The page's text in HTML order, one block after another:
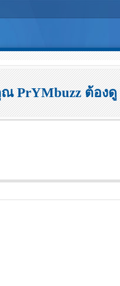
PrYMbuzz ต้องดู